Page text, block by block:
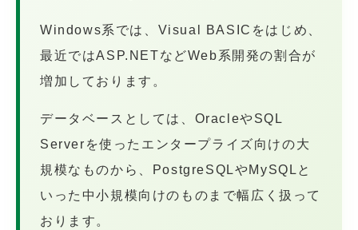
Windows系では、Visual BASICをはじめ、
最近ではASP.NETなどWeb系開発の割合が
増加しております。
データベースとしては、OracleやSQL
Serverを使ったエンタープライズ向けの大
規模なものから、PostgreSQLやMySQLと
いった中小規模向けのものまで幅広く扱って
おります。